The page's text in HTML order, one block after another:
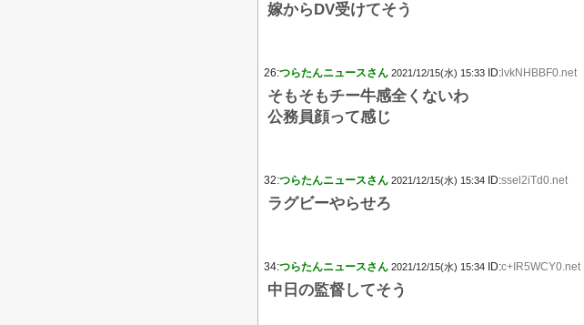
嫁からDV受けてそう
26:つらたんニュースさん 2021/12/15(水) 15:33 ID: lvkNHBBF0.net
そもそもチー牛感全くないわ
公務員顔って感じ
32:つらたんニュースさん 2021/12/15(水) 15:34 ID:ssel2iTd0.net
ラグビーやらせろ
34:つらたんニュースさん 2021/12/15(水) 15:34 ID:c+IR5WCY0.net
中日の監督してそう